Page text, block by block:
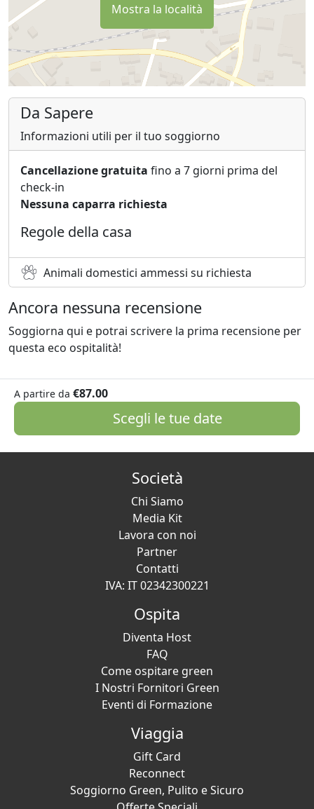
Mostra la località
Da Sapere
Informazioni utili per il tuo soggiorno
Cancellazione gratuita fino a 7 giorni prima del
check-in
Nessuna caparra richiesta
Regole della casa
Animali domestici ammessi su richiesta
Ancora nessuna recensione
Soggiorna qui e potrai scrivere la prima recensione per
questa eco ospitalità!
A partire da €87.00
Scegli le tue date
Società
Chi Siamo
Media Kit
Lavora con noi
Partner
Contatti
IVA: IT 02342300221
Ospita
Diventa Host
FAQ
Come ospitare green
I Nostri Fornitori Green
Eventi di Formazione
Viaggia
Gift Card
Reconnect
Soggiorno Green, Pulito e Sicuro